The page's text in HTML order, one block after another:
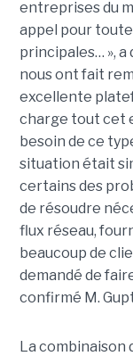
entreprises du
appel pour
principales… », a
nous ont fait
excellente
charge tout cet
besoin de ce
situation était
certains des
de résoudre
flux réseau,
beaucoup de
demandé de
confirmé M.
La combinaison